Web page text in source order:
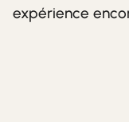
expérience